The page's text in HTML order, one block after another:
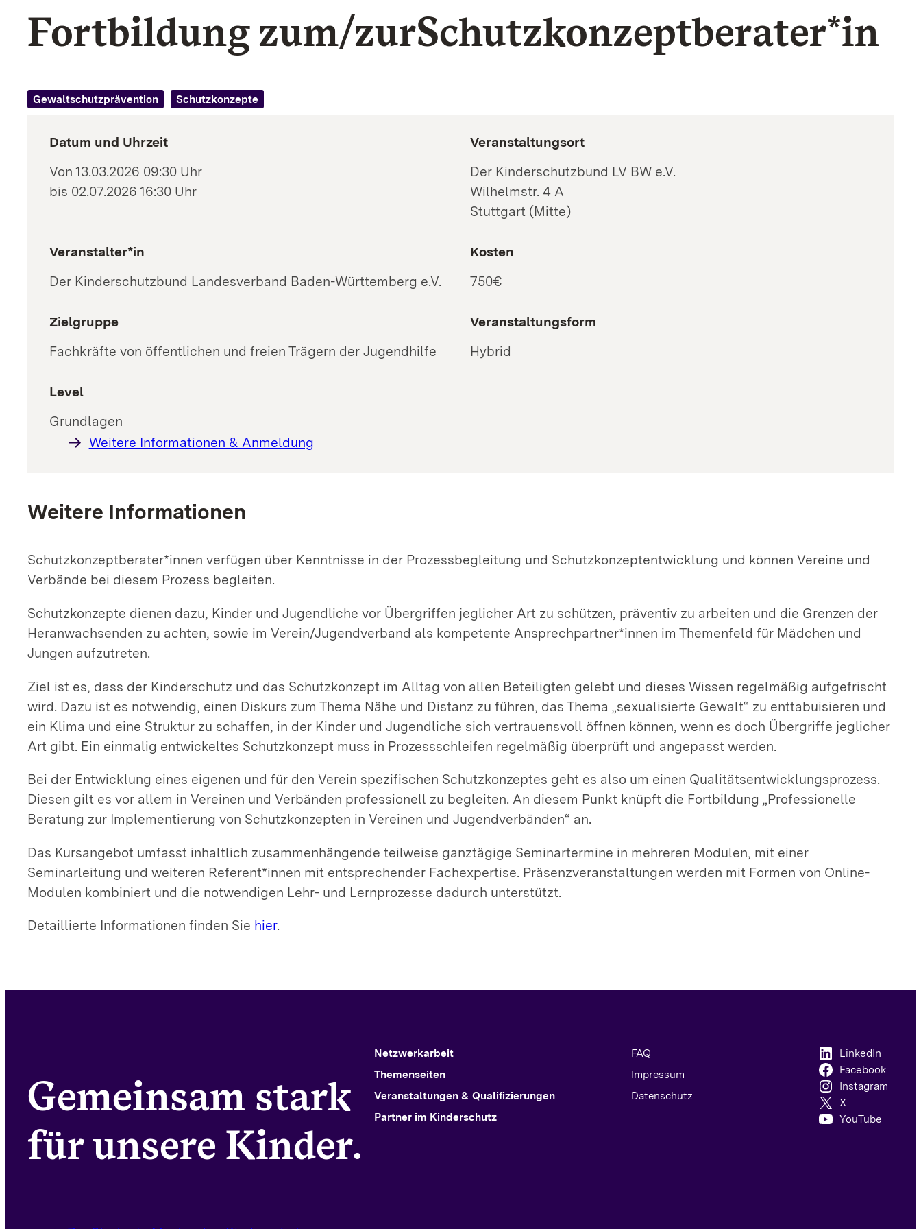
Fort­bildung zum/zurSchutz­konzept­berater*in
Gewaltschutzprävention Schutzkonzepte
Datum und Uhrzeit
Von 13.03.2026 09:30 Uhr
bis 02.07.2026 16:30 Uhr
Veranstaltungsort
Der Kinderschutzbund LV BW e.V.
Wilhelmstr. 4 A
Stuttgart (Mitte)
Veranstalter*in
Der Kinderschutzbund Landesverband Baden-Württemberg e.V.
Kosten
750€
Zielgruppe
Fachkräfte von öffentlichen und freien Trägern der Jugendhilfe
Veranstaltungsform
Hybrid
Level
Grundlagen
Weitere Informationen & Anmeldung
Weitere Informationen
Schutzkonzeptberater*innen verfügen über Kenntnisse in der Prozessbegleitung und Schutzkonzeptentwicklung und können Vereine und
Verbände bei diesem Prozess begleiten.
Schutzkonzepte dienen dazu, Kinder und Jugendliche vor Übergriffen jeglicher Art zu schützen, präventiv zu arbeiten und die Grenzen der
Heranwachsenden zu achten, sowie im Verein/Jugendverband als kompetente Ansprechpartner*innen im Themenfeld für Mädchen und
Jungen aufzutreten.
Ziel ist es, dass der Kinderschutz und das Schutzkonzept im Alltag von allen Beteiligten gelebt und dieses Wissen regelmäßig aufgefrischt
wird. Dazu ist es notwendig, einen Diskurs zum Thema Nähe und Distanz zu führen, das Thema „sexualisierte Gewalt“ zu enttabuisieren und
ein Klima und eine Struktur zu schaffen, in der Kinder und Jugendliche sich vertrauensvoll öffnen können, wenn es doch Übergriffe jeglicher
Art gibt. Ein einmalig entwickeltes Schutzkonzept muss in Prozessschleifen regelmäßig überprüft und angepasst werden.
Bei der Entwicklung eines eigenen und für den Verein spezifischen Schutzkonzeptes geht es also um einen Qualitätsentwicklungsprozess.
Diesen gilt es vor allem in Vereinen und Verbänden professionell zu begleiten. An diesem Punkt knüpft die Fortbildung „Professionelle
Beratung zur Implementierung von Schutzkonzepten in Vereinen und Jugendverbänden“ an.
Das Kursangebot umfasst inhaltlich zusammenhängende teilweise ganztägige Seminartermine in mehreren Modulen, mit einer
Seminarleitung und weiteren Referent*innen mit entsprechender Fachexpertise. Präsenzveranstaltungen werden mit Formen von Online-
Modulen kombiniert und die notwendigen Lehr- und Lernprozesse dadurch unterstützt.
Detaillierte Informationen finden Sie hier.
Gemeinsam stark
für unsere Kinder.
Netzwerkarbeit
Themenseiten
Veranstaltungen & Qualifizierungen
Partner im Kinderschutz
FAQ
Impressum
Datenschutz
LinkedIn
Facebook
Instagram
X
YouTube
Schutzkonzepte
Sucht